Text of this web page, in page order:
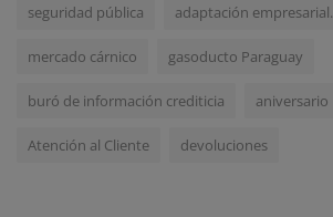
seguridad pública adaptación empresarial.
mercado cárnico gasoducto Paraguay
buró de información crediticia aniversario
Atención al Cliente devoluciones